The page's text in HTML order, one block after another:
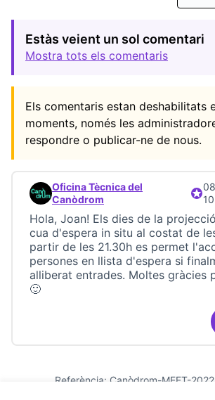
Estàs veient un sol comentari
Mostra tots els comentaris
Els comentaris estan deshabilitats
moments, només les
respondre o publicar-ne de nous.
Comentari 22982
Oficina Tècnica del
Canòdrom
Hola, Joan! Els dies de la
cua d'espera in situ al costat de
partir de les 21.30h es permet
persones en llista d'espera si
alliberat entrades. Moltes gràcies
🙂
Referència: Canòdrom-MEET-